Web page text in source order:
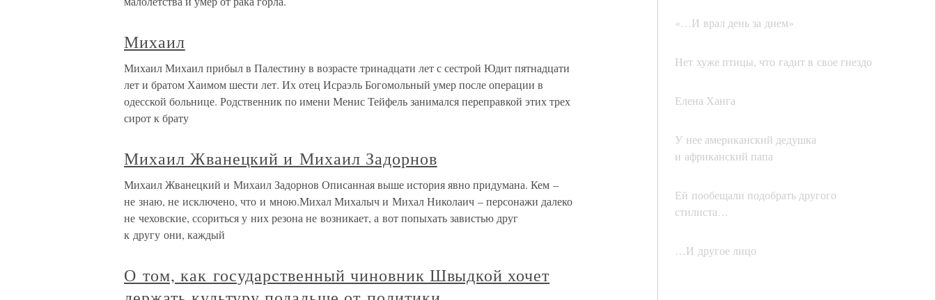
«…И врал день за днем»
Нет хуже птицы, что гадит в свое гнездо
Елена Ханга
У нее американский дедушка
и африканский папа
Ей пообещали подобрать другого
стилиста…
…И другое лицо
Михаил
Михаил Михаил прибыл в Палестину в возрасте тринадцати лет с сестрой Юдит пятнадцати
лет и братом Хаимом шести лет. Их отец Исраэль Богомольный умер после операции в
одесской больнице. Родственник по имени Менис Тейфель занимался переправкой этих трех
сирот к брату
Михаил Жванецкий и Михаил Задорнов
Михаил Жванецкий и Михаил Задорнов Описанная выше история явно придумана. Кем –
не знаю, не исключено, что и мною.Михал Михалыч и Михал Николаич – персонажи далеко
не чеховские, ссориться у них резона не возникает, а вот попыхать завистью друг
к другу они, каждый
О том, как государственный чиновник Швыдкой хочет